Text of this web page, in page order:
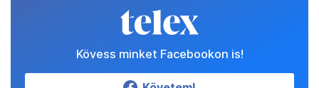
Kövess minket Facebookon is!